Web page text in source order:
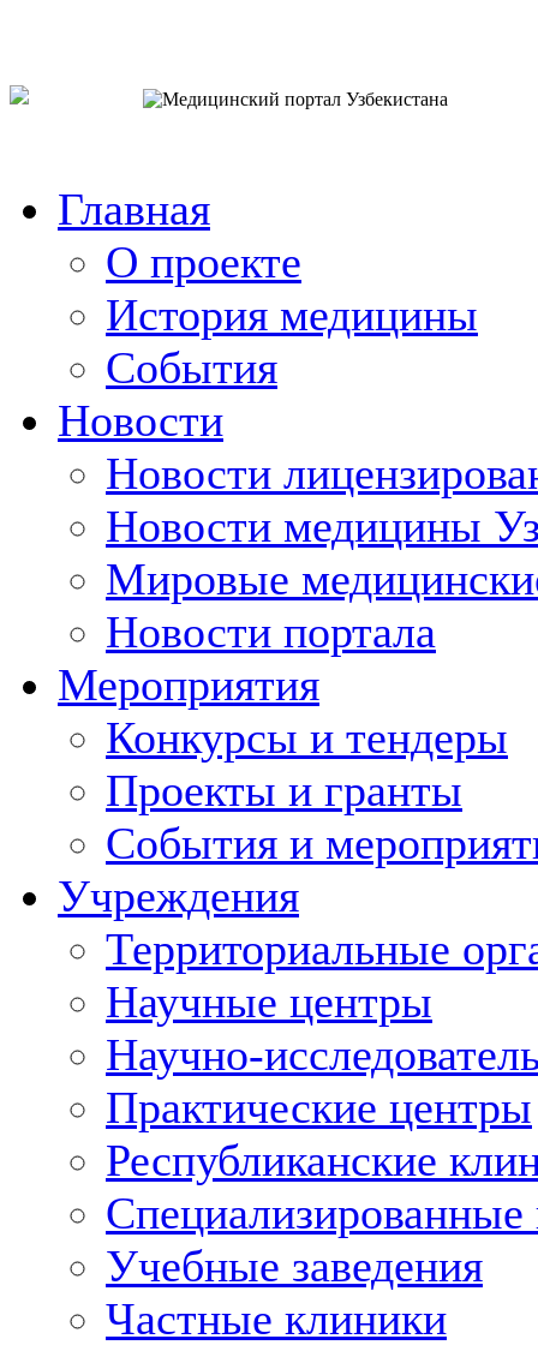
Главная
О проекте
История медицины
События
Новости
Новости
Новости медицины
Мировые
Новости портала
Мероприятия
Конкурсы и тендеры
Проекты и гранты
События и
Учреждения
Территориальные
Научные центры
Научно-
Практические центры
Республиканские
Учебные заведения
Частные клиники